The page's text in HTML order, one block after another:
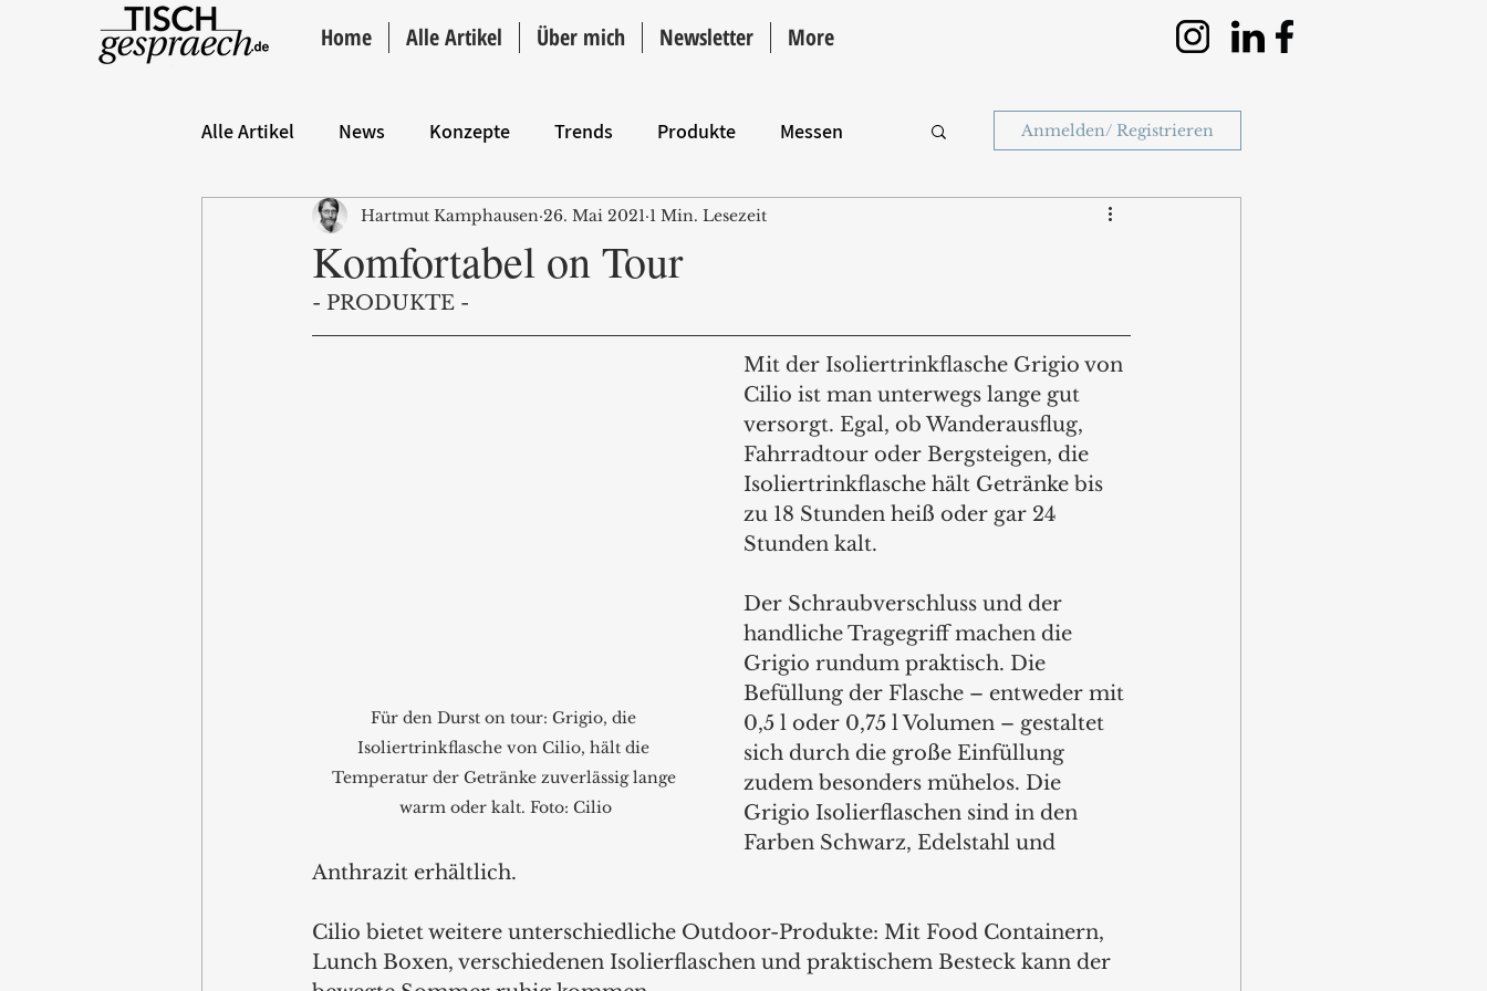
Home Alle Artikel Über mich Newsletter More
Alle Artikel News Konzepte Trends Produkte Messen
Hintergrund ANZEIGE Intro
Anmelden/ Registrieren
Komfortabel on Tour
Hartmut Kamphausen 26. Mai 2021 1 Min. Lesezeit
- PRODUKTE -
Für den Durst on tour: Grigio, die
Isoliertrinkflasche von Cilio, hält die
Temperatur der Getränke zuverlässig lange
warm oder kalt. Foto: Cilio
Mit der Isoliertrinkflasche Grigio von
Cilio ist man unterwegs lange gut
versorgt. Egal, ob Wanderausflug,
Fahrradtour oder Bergsteigen, die
Isoliertrinkflasche hält Getränke bis
zu 18 Stunden heiß oder gar 24
Stunden kalt.
Der Schraubverschluss und der
handliche Tragegriff machen die
Grigio rundum praktisch. Die
Befüllung der Flasche – entweder mit
0,5 l oder 0,75 l Volumen – gestaltet
sich durch die große Einfüllung
zudem besonders mühelos. Die
Grigio Isolierflaschen sind in den
Farben Schwarz, Edelstahl und
Anthrazit erhältlich.
Cilio bietet weitere unterschiedliche Outdoor-Produkte: Mit Food Containern,
Lunch Boxen, verschiedenen Isolierflaschen und praktischem Besteck kann der